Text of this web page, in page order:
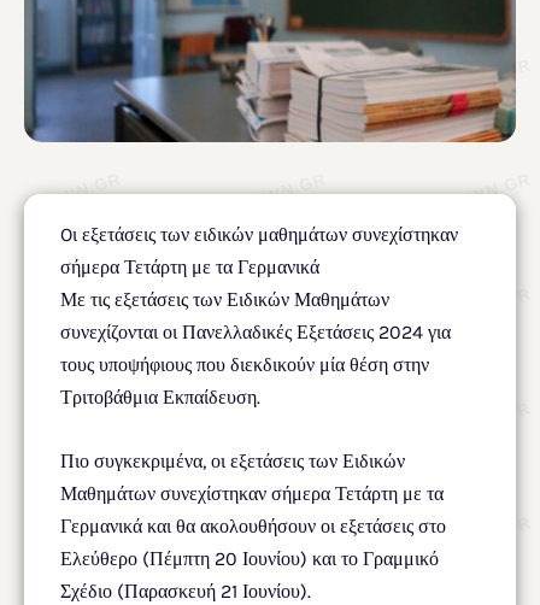
Oι εξετάσεις των ειδικών μαθημάτων συνεχίστηκαν
σήμερα Τετάρτη με τα Γερμανικά
Με τις εξετάσεις των Ειδικών Μαθημάτων
συνεχίζονται οι Πανελλαδικές Εξετάσεις 2024 για
τους υποψήφιους που διεκδικούν μία θέση στην
Τριτοβάθμια Εκπαίδευση.
Πιο συγκεκριμένα, οι εξετάσεις των Ειδικών
Μαθημάτων συνεχίστηκαν σήμερα Τετάρτη με τα
Γερμανικά και θα ακολουθήσουν οι εξετάσεις στο
Ελεύθερο (Πέμπτη 20 Ιουνίου) και το Γραμμικό
Σχέδιο (Παρασκευή 21 Ιουνίου).